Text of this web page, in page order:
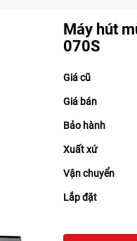
Máy hút
070S
Giá cũ
Giá bán
Bảo hành
Xuất xứ
Vận chuyển
Lắp đặt